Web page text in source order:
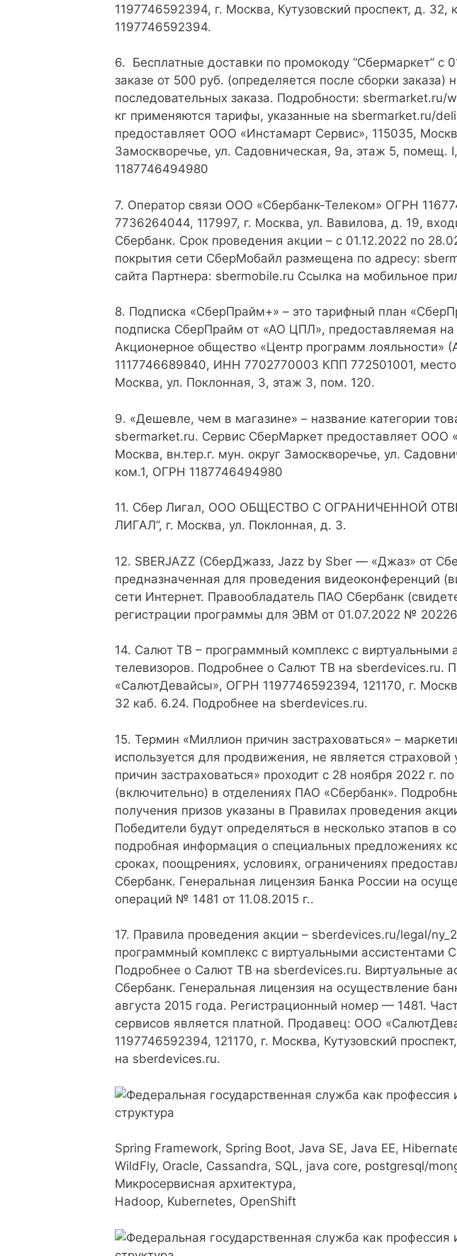
1197746592394, г. Москва, Кутузовский проспект, д. 32,
1197746592394.
6. Бесплатные доставки по промокоду “Сбермаркет” с
заказе от 500 руб. (определяется после сборки заказа)
последовательных заказа. Подробности: sbermarket.ru/
кг применяются тарифы, указанные на sbermarket.ru/
предоставляет ООО «Инстамарт Сервис», 115035,
Замоскворечье, ул. Садовническая, 9а, этаж 5, помещ.
1187746494980
7. Оператор связи ООО «Сбербанк-Телеком» ОГРН
7736264044, 117997, г. Москва, ул. Вавилова, д. 19,
Сбербанк. Срок проведения акции – с 01.12.2022 по
покрытия сети СберМобайл размещена по адресу:
сайта Партнера: sbermobile.ru Ссылка на мобильное
8. Подписка «СберПрайм+» – это тарифный план
подписка СберПрайм от «АО ЦПЛ», предоставляемая на
Акционерное общество «Центр программ лояльности»
1117746689840, ИНН 7702770003 КПП 772501001,
Москва, ул. Поклонная, 3, этаж 3, пом. 120.
9. «Дешевле, чем в магазине» – название категории
sbermarket.ru. Сервис СберМаркет предоставляет ООО
Москва, вн.тер.г. мун. округ Замоскворечье, ул.
ком.1, ОГРН 1187746494980
11. Сбер Лигал, ООО ОБЩЕСТВО С ОГРАНИЧЕННОЙ
ЛИГАЛ”, г. Москва, ул. Поклонная, д. 3.
12. SBERJAZZ (СберДжазз, Jazz by Sber — «Джаз» от
предназначенная для проведения видеоконференций
сети Интернет. Правообладатель ПАО Сбербанк
регистрации программы для ЭВМ от 01.07.2022 №
14. Салют ТВ – программный комплекс с виртуальными
телевизоров. Подробнее о Салют ТВ на sberdevices.ru.
«СалютДевайсы», ОГРН 1197746592394, 121170, г.
32 каб. 6.24. Подробнее на sberdevices.ru.
15. Термин «Миллион причин застраховаться» –
используется для продвижения, не является
причин застраховаться» проходит с 28 ноября 2022 г.
(включительно) в отделениях ПАО «Сбербанк».
получения призов указаны в Правилах проведения
Победители будут определяться в несколько этапов в
подробная информация о специальных предложениях
сроках, поощрениях, условиях, ограничениях
Сбербанк. Генеральная лицензия Банка России на
операций № 1481 от 11.08.2015 г..
17. Правила проведения акции – sberdevices.ru/legal/
программный комплекс с виртуальными ассистентами
Подробнее о Салют ТВ на sberdevices.ru. Виртуальные
Сбербанк. Генеральная лицензия на осуществление
августа 2015 года. Регистрационный номер — 1481.
сервисов является платной. Продавец: ООО
1197746592394, 121170, г. Москва, Кутузовский
на sberdevices.ru.
Spring Framework, Spring Boot, Java SE, Java ЕЕ,
WildFly, Oracle, Cassandra, SQL, java core, postgresql/
Микросервисная архитектура,
Hadoop, Kubernetes, OpenShift